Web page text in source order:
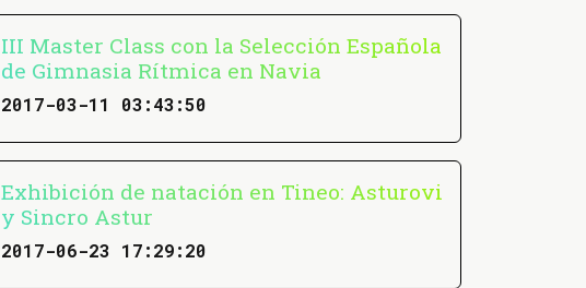
III Master Class con la Selección Española
de Gimnasia Rítmica en Navia
2017-03-11 03:43:50
Exhibición de natación en Tineo: Asturovi
y Sincro Astur
2017-06-23 17:29:20